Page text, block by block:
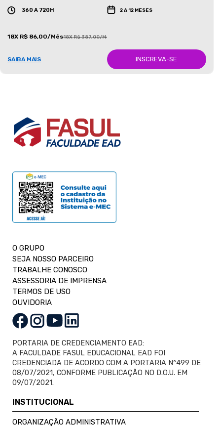
360 A 720H 2 A 12 MESES
18X R$ 86,00/Mês18X R$ 387,00/Mês
SAIBA MAIS INSCREVA-SE
O GRUPO
SEJA NOSSO PARCEIRO
TRABALHE CONOSCO
ASSESSORIA DE IMPRENSA
TERMOS DE USO
OUVIDORIA
PORTARIA DE CREDENCIAMENTO EAD:
A FACULDADE FASUL EDUCACIONAL EAD FOI
CREDENCIADA DE ACORDO COM A PORTARIA Nº499 DE
08/07/2021, CONFORME PUBLICAÇÃO NO D.O.U. EM
09/07/2021.
INSTITUCIONAL
ORGANIZAÇÃO ADMINISTRATIVA